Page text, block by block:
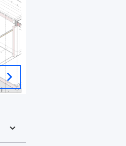
chevron_right